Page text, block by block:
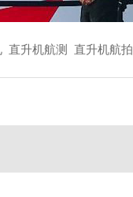
直升机航测 直升机航拍